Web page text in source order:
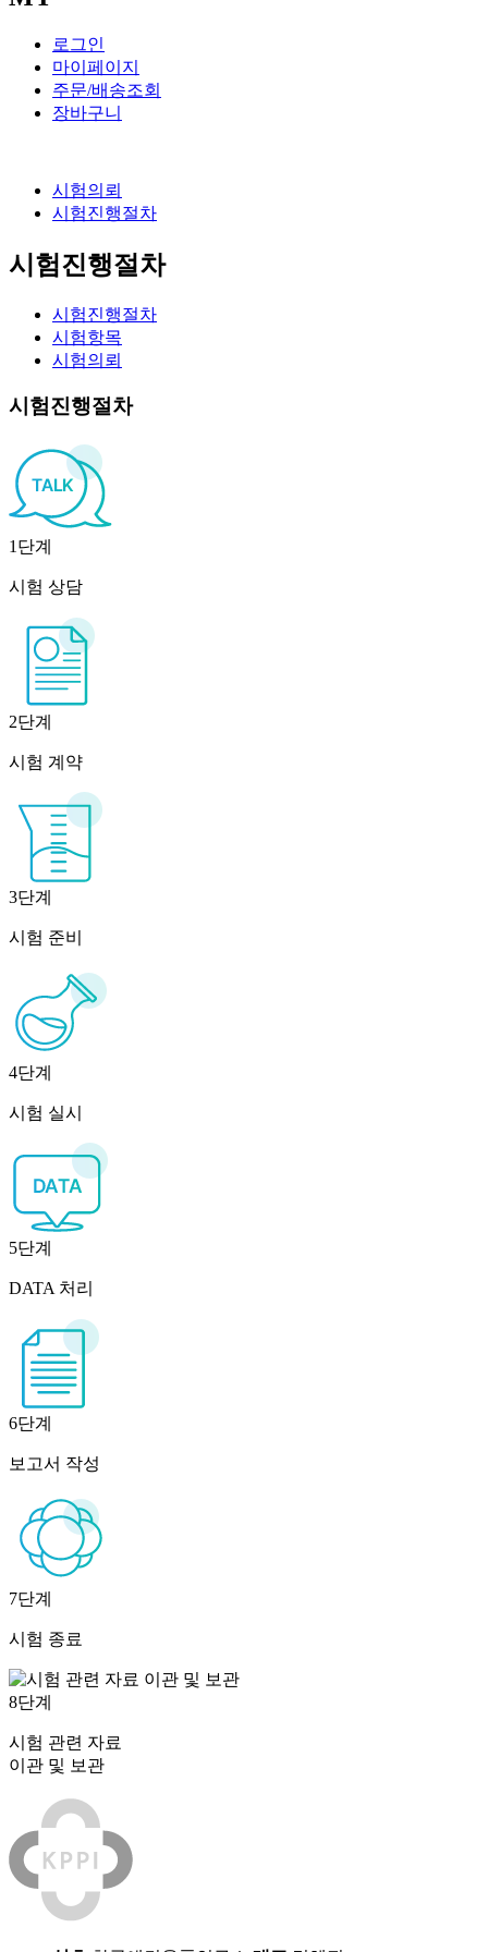
로그인
마이페이지
주문/배송조회
장바구니
시험의뢰
시험진행절차
시험진행절차
시험진행절차
시험항목
시험의뢰
시험진행절차
1단계
시험 상담
2단계
시험 계약
3단계
시험 준비
4단계
시험 실시
5단계
DATA 처리
6단계
보고서 작성
7단계
시험 종료
8단계
시험 관련 자료
이관 및 보관